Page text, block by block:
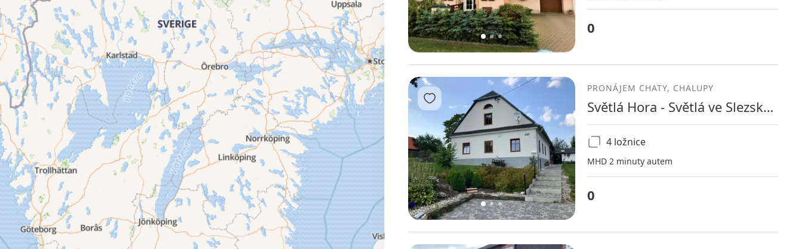
12 3
0
12 3
Přidat do oblíbených
PRONÁJEM CHATY, CHALUPY
Světlá Hora - Světlá ve Slezsku, Moravskoslezský kraj
4 ložnice
MHD 2 minuty autem
0